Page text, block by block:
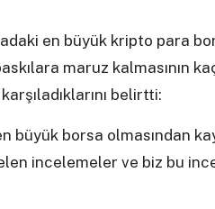
en büyük kripto para
maruz kalmasının
belirtti:
büyük borsa olmasından
incelemeler ve biz bu